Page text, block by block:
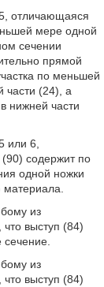
отличающаяся
мере одной
сечении
прямой
по меньшей
части (24), а
нижней части
или 6,
содержит по
одной ножки
из
выступ (84)
из
выступ (84)